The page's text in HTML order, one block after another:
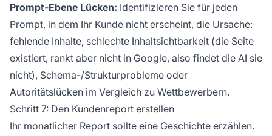
Prompt-Ebene Lücken: Identifizieren Sie für jeden
Prompt, in dem Ihr Kunde nicht erscheint, die Ursache:
fehlende Inhalte, schlechte Inhaltsichtbarkeit (die Seite
existiert, rankt aber nicht in Google, also findet die AI sie
nicht), Schema-/Strukturprobleme oder
Autoritätslücken im Vergleich zu Wettbewerbern.
Schritt 7: Den Kundenreport erstellen
Ihr monatlicher Report sollte eine Geschichte erzählen.